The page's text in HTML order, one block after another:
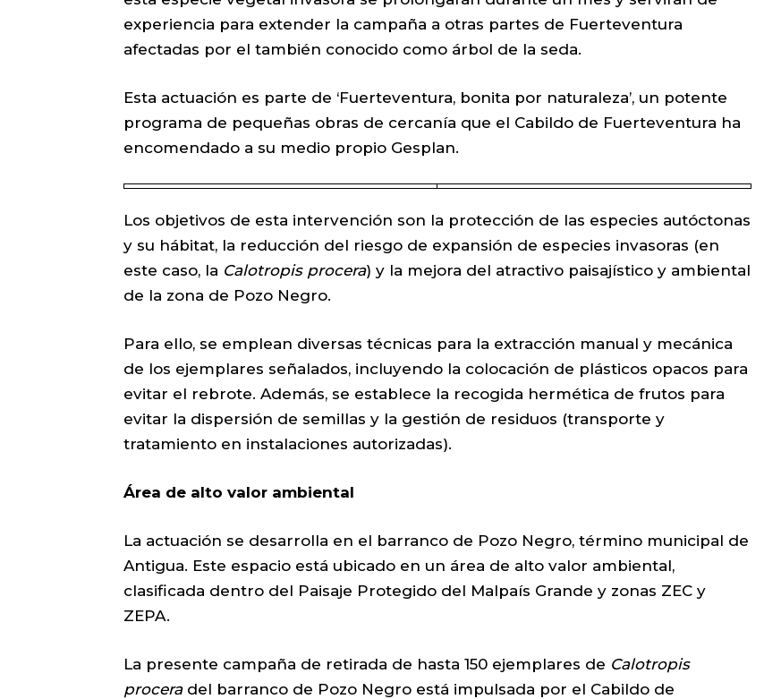
experiencia para extender la campaña a otras partes de Fuerteventura
afectadas por el también conocido como árbol de la seda.
Esta actuación es parte de ‘Fuerteventura, bonita por naturaleza’, un potente
programa de pequeñas obras de cercanía que el Cabildo de Fuerteventura ha
encomendado a su medio propio Gesplan.
Los objetivos de esta intervención son la protección de las especies autóctonas
y su hábitat, la reducción del riesgo de expansión de especies invasoras (en
este caso, la Calotropis procera) y la mejora del atractivo paisajístico y ambiental
de la zona de Pozo Negro.
Para ello, se emplean diversas técnicas para la extracción manual y mecánica
de los ejemplares señalados, incluyendo la colocación de plásticos opacos para
evitar el rebrote. Además, se establece la recogida hermética de frutos para
evitar la dispersión de semillas y la gestión de residuos (transporte y
tratamiento en instalaciones autorizadas).
Área de alto valor ambiental
La actuación se desarrolla en el barranco de Pozo Negro, término municipal de
Antigua. Este espacio está ubicado en un área de alto valor ambiental,
clasificada dentro del Paisaje Protegido del Malpaís Grande y zonas ZEC y
ZEPA.
La presente campaña de retirada de hasta 150 ejemplares de Calotropis
procera del barranco de Pozo Negro está impulsada por el Cabildo de